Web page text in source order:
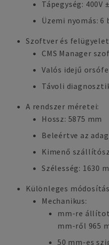
Tápegység: 400V
Üzemi nyomás: 6
Szoftver és
CMS Manager
Valós idejű
Távoli
A rendszer méretei:
Hossz: 5875 mm
Beleértve az
Kimenő
Szélesség: 1630
Különleges
Mechanikus:
mm-re
mm-ről 965
50 mm-es